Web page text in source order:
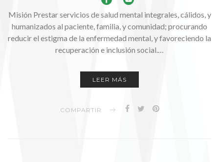
Misión Prestar servicios de salud mental integrales, cálidos, y
humanizados al paciente, familia, y comunidad; procurando
reducir el estigma de la enfermedad mental, y favoreciendo la
recuperación e inclusión social.…
LEER MÁS
COMPARTIR